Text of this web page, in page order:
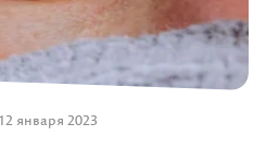
12 января 2023